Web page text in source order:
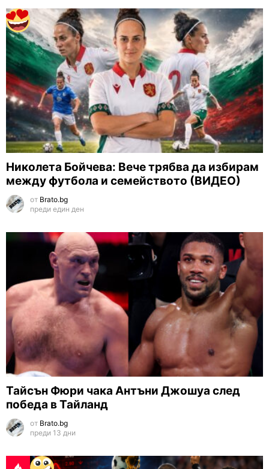
Николета Бойчева: Вече трябва да избирам
между футбола и семейството (ВИДЕО)
от Brato.bg
преди един ден
Тайсън Фюри чака Антъни Джошуа след
победа в Тайланд
от Brato.bg
преди 13 дни